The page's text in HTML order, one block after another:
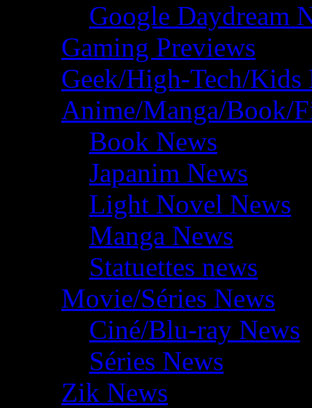
Google Daydream
Gaming Previews
Geek/High-Tech/Kids
Anime/Manga/Book/
Book News
Japanim News
Light Novel News
Manga News
Statuettes news
Movie/Séries News
Ciné/Blu-ray News
Séries News
Zik News